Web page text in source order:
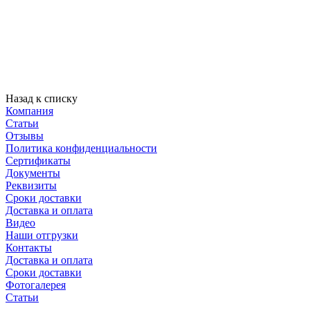
Назад к списку
Компания
Статьи
Отзывы
Политика конфиденциальности
Сертификаты
Документы
Реквизиты
Сроки доставки
Доставка и оплата
Видео
Наши отгрузки
Контакты
Доставка и оплата
Сроки доставки
Фотогалерея
Статьи